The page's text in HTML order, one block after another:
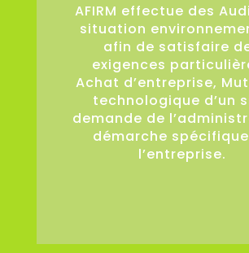
AFIRM effectue des
situation
afin de satisfaire
exigences
Achat d’entreprise,
technologique d’un
demande de
démarche
l’entreprise.